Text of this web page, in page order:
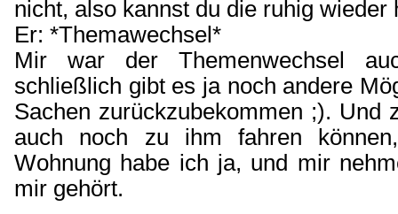
nicht, also kannst du die ruhig wieder
Er: *Themawechsel*
Mir war der Themenwechsel
schließlich gibt es ja noch andere
Sachen zurückzubekommen ;). Und
auch noch zu ihm fahren
Wohnung habe ich ja, und mir
mir gehört.